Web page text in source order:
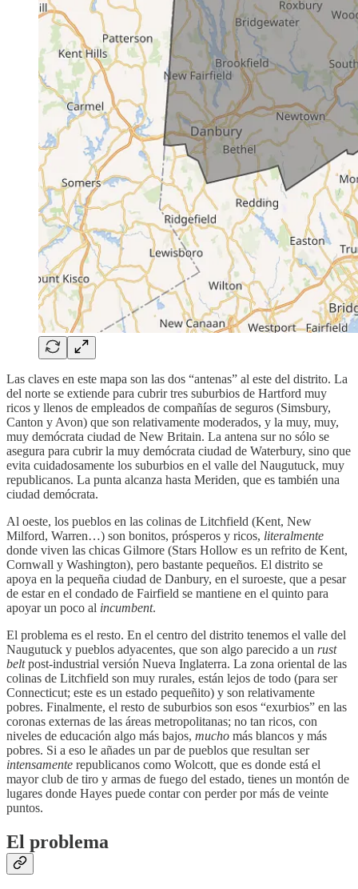
Las claves en este mapa son las dos “antenas” al este del distrito. La
del norte se extiende para cubrir tres suburbios de Hartford muy
ricos y llenos de empleados de compañías de seguros (Simsbury,
Canton y Avon) que son relativamente moderados, y la muy, muy,
muy demócrata ciudad de New Britain. La antena sur no sólo se
asegura para cubrir la muy demócrata ciudad de Waterbury, sino que
evita cuidadosamente los suburbios en el valle del Naugutuck, muy
republicanos. La punta alcanza hasta Meriden, que es también una
ciudad demócrata.
Al oeste, los pueblos en las colinas de Litchfield (Kent, New
Milford, Warren…) son bonitos, prósperos y ricos, literalmente
donde viven las chicas Gilmore (Stars Hollow es un refrito de Kent,
Cornwall y Washington), pero bastante pequeños. El distrito se
apoya en la pequeña ciudad de Danbury, en el suroeste, que a pesar
de estar en el condado de Fairfield se mantiene en el quinto para
apoyar un poco al incumbent.
El problema es el resto. En el centro del distrito tenemos el valle del
Naugutuck y pueblos adyacentes, que son algo parecido a un rust
beltpost-industrial versión Nueva Inglaterra. La zona oriental de las
colinas de Litchfield son muy rurales, están lejos de todo (para ser
Connecticut; este es un estado pequeñito) y son relativamente
pobres. Finalmente, el resto de suburbios son esos “exurbios” en las
coronas externas de las áreas metropolitanas; no tan ricos, con
niveles de educación algo más bajos, mucho más blancos y más
pobres. Si a eso le añades un par de pueblos que resultan ser
intensamente republicanos como Wolcott, que es donde está el
mayor club de tiro y armas de fuego del estado, tienes un montón de
lugares donde Hayes puede contar con perder por más de veinte
puntos.
El problema